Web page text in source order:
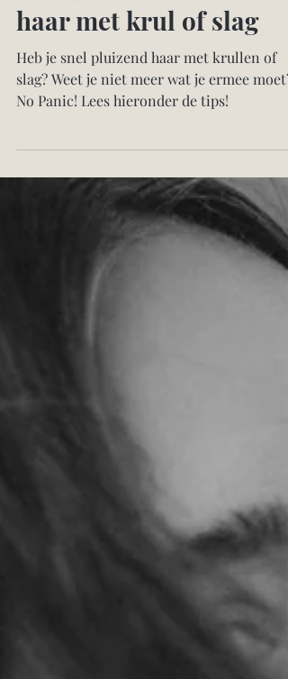
Dé tips tegen pluizend
haar met krul of slag
Heb je snel pluizend haar met krullen of